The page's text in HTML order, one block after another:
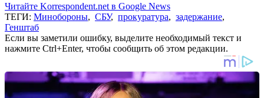
Читайте Korrespondent.net в Google News
ТЕГИ: Минобороны, СБУ, прокуратура, задержание,
Генштаб
Если вы заметили ошибку, выделите необходимый текст и
нажмите Ctrl+Enter, чтобы сообщить об этом редакции.